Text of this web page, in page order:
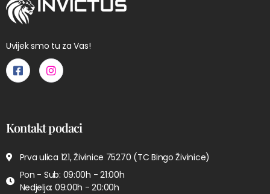
Uvijek smo tu za Vas!
Kontakt podaci
Prva ulica 121, Živinice 75270 (TC Bingo Živinice)
Pon - Sub: 09:00h - 21:00h
Nedjelja: 09:00h - 20:00h